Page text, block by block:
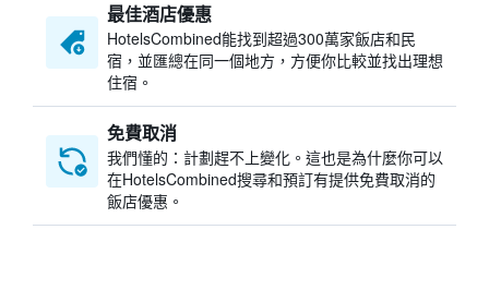
最佳酒店優惠
HotelsCombined​能找到超過300萬家飯店和民
宿，並匯總在同一個地方，方便你比較並找出理想
住宿。
免費取消
我們懂的：計劃趕不上變化。這也是為什麼你可以
在HotelsCombined搜尋和預訂有提供免費取消的
飯店優惠。